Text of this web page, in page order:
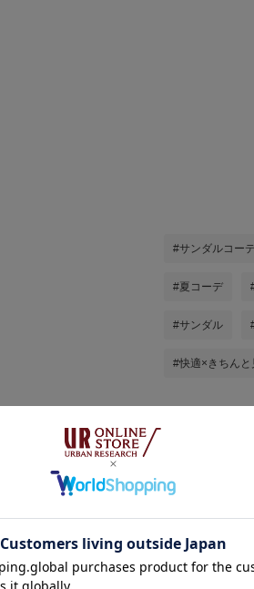
#サンダルコー
#夏コーデ
#サンダル
#快適×きちんと
香織の他のスタイリング